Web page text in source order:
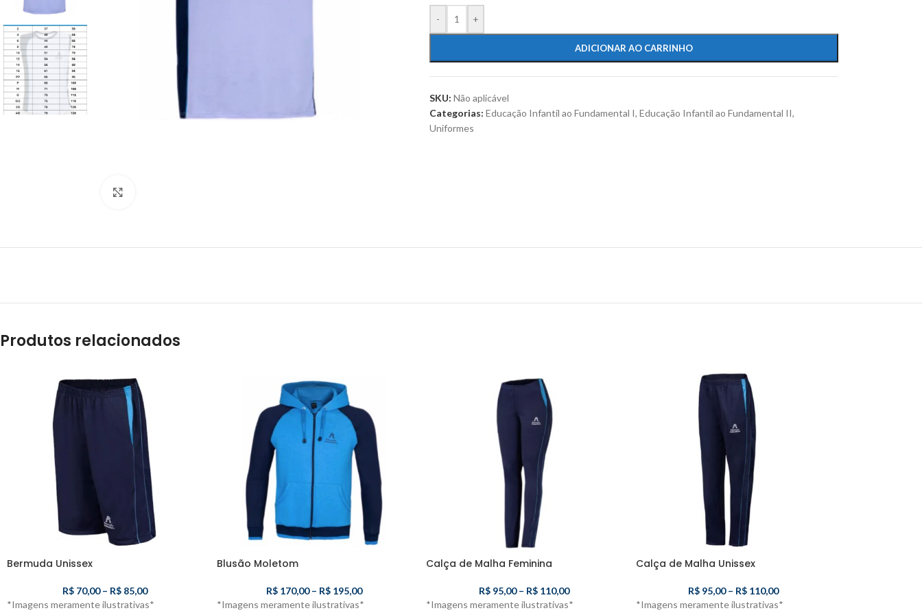
- +
ADICIONAR AO CARRINHO
SKU: Não aplicável
Categorias: Educação Infantil ao Fundamental I, Educação Infantil ao Fundamental II,
Uniformes
Produtos relacionados
Bermuda Unissex
R$70,00 – R$85,00
*Imagens meramente ilustrativas*
Blusão Moletom
R$ 170,00 – R$ 195,00
*Imagens meramente ilustrativas*
Calça de Malha Feminina
R$95,00 – R$110,00
*Imagens meramente ilustrativas*
Calça de Malha Unissex
R$ 95,00 – R$ 110,00
*Imagens meramente ilustrativas*